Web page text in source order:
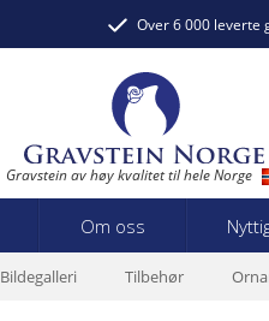
Over 6 000 leverte
Gravstein av høy kvalitet til hele Norge
Om oss
Bildegalleri Tilbehør